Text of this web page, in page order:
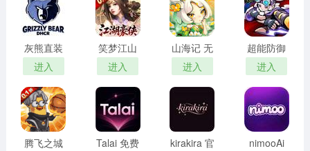
易视看软件亮点
1、实时查看摄像头拍摄的视频，支持全屏播放、缩放、拖
动等操作。
灰熊直装
免卡密
进入
笑梦江山
手游0.1折
下载免费
版
进入
山海记 无
限代金券
进入
超能防御
无限资源
版
进入
腾飞之城
Talai 免费
kirakira 官
nimooAi